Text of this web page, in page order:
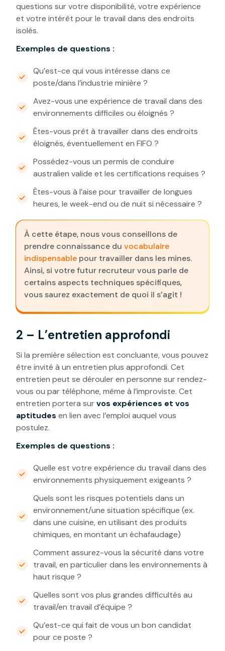
questions sur votre disponibilité, votre expérience
et votre intérêt pour le travail dans des endroits
isolés.
Exemples de questions :
Qu’est-ce qui vous intéresse dans ce
poste/dans l’industrie minière ?
Avez-vous une expérience de travail dans des
environnements difficiles ou éloignés ?
Êtes-vous prêt à travailler dans des endroits
éloignés, éventuellement en FIFO ?
Possédez-vous un permis de conduire
australien valide et les certifications requises ?
Êtes-vous à l’aise pour travailler de longues
heures, le week-end ou de nuit si nécessaire ?
À cette étape, nous vous conseillons de
prendre connaissance du vocabulaire
indispensable pour travailler dans les mines.
Ainsi, si votre futur recruteur vous parle de
certains aspects techniques spécifiques,
vous saurez exactement de quoi il s’agit !
2 – L’entretien approfondi
Si la première sélection est concluante, vous pouvez
être invité à un entretien plus approfondi. Cet
entretien peut se dérouler en personne sur rendez-
vous ou par téléphone, même à l’improviste. Cet
entretien portera survos expériences et vos
aptitudes en lien avec l’emploi auquel vous
postulez.
Exemples de questions :
Quelle est votre expérience du travail dans des
environnements physiquement exigeants ?
Quels sont les risques potentiels dans un
environnement/une situation spécifique (ex.
dans une cuisine, en utilisant des produits
chimiques, en montant un échafaudage)
Comment assurez-vous la sécurité dans votre
travail, en particulier dans les environnements à
haut risque ?
Quelles sont vos plus grandes difficultés au
travail/en travail d’équipe ?
Qu’est-ce qui fait de vous un bon candidat
pour ce poste ?